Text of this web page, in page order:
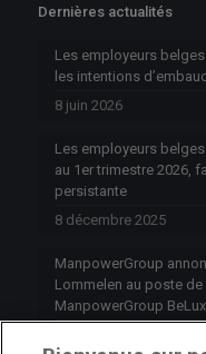
Dernières actualités
Les employeurs
les intentions
8 juin 2026
Les employeurs
au 1er trimestre 2026,
persistante
8 décembre 2025
ManpowerGroup
Lommelen au poste
ManpowerGroup BeLux